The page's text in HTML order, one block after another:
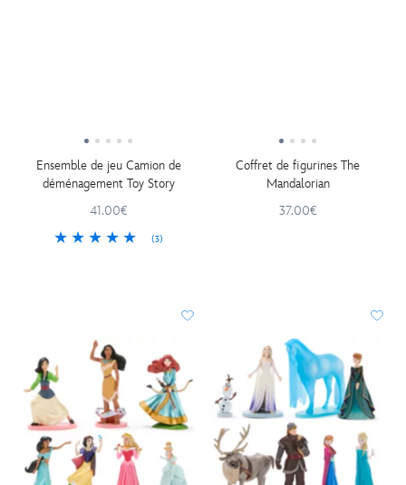
Ensemble de jeu Camion de
déménagement Toy Story
41.00€
(3)
Coffret de figurines The
Mandalorian
37.00€